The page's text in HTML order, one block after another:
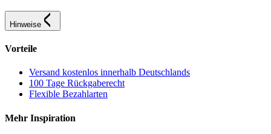
Hinweise
Vorteile
Versand kostenlos innerhalb Deutschlands
100 Tage Rückgaberecht
Flexible Bezahlarten
Mehr Inspiration